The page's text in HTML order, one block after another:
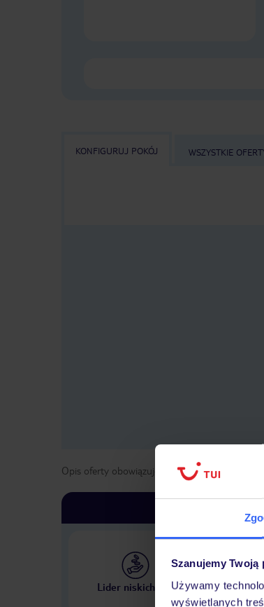
Szanujemy Twoją
Używamy
wyświetlanych
KONFIGURUJ POKÓJ WSZYSTKIE
Opis oferty obowiązuje dla wyjazdów w terminie
Lider niskich cen
w